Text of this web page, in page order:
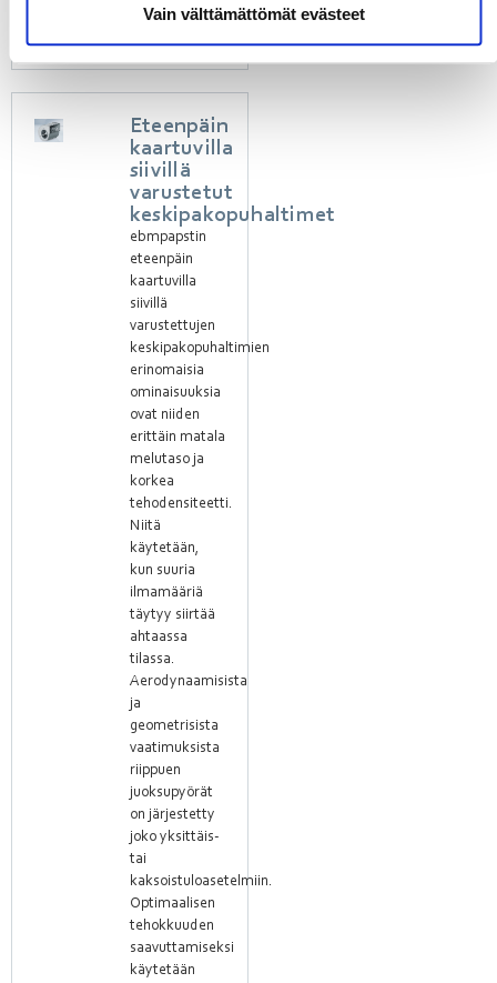
Vain välttämättömät evästeet
rakennusten
Eteenpäin
kaartuvilla
siivillä
varustetut
keskipakopuhaltimet
ebmpapstin
eteenpäin
kaartuvilla
siivillä
varustettujen
keskipakopuhaltimien
erinomaisia
ominaisuuksia
ovat niiden
erittäin matala
melutaso ja
korkea
tehodensiteetti.
Niitä
käytetään,
kun suuria
ilmamääriä
täytyy siirtää
ahtaassa
tilassa.
Aerodynaamisista
ja
geometrisista
vaatimuksista
riippuen
juoksupyörät
on järjestetty
joko yksittäis-
tai
kaksoistuloasetelmiin.
Optimaalisen
tehokkuuden
saavuttamiseksi
käytetään